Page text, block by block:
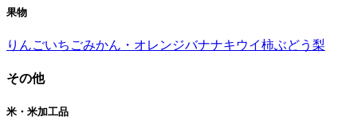
果物
りんごいちごみかん・オレンジバナナキウイ柿ぶどう 梨
その他
米・米加工品